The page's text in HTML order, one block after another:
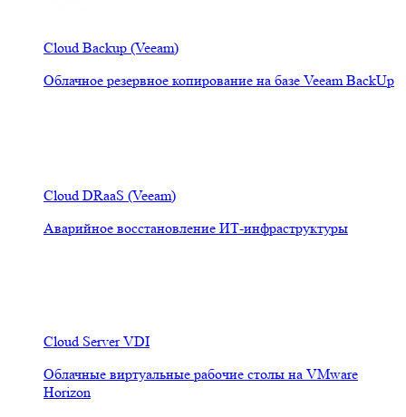
Cloud Backup (Veeam)
Облачное резервное копирование на базе Veeam BackUp
Cloud DRaaS (Veeam)
Аварийное восстановление ИТ-инфраструктуры
Cloud Server VDI
Облачные виртуальные рабочие столы на VMware
Horizon